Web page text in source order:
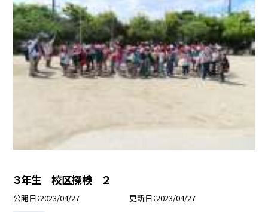
３年生 校区探検 ２
公開日 2023/04/27 更新日 2023/04/27